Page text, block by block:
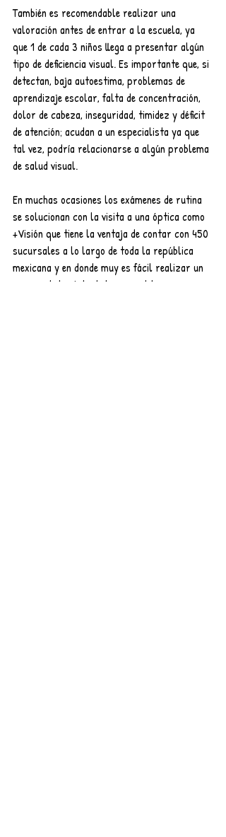
También es recomendable realizar una
valoración antes de entrar a la escuela, ya
que 1 de cada 3 niños llega a presentar algún
tipo de deficiencia visual. Es importante que, si
detectan, baja autoestima, problemas de
aprendizaje escolar, falta de concentración,
dolor de cabeza, inseguridad, timidez y déficit
de atención; acudan a un especialista ya que
tal vez, podría relacionarse a algún problema
de salud visual.
En muchas ocasiones los exámenes de rutina
se solucionan con la visita a una óptica como
+Visión que tiene la ventaja de contar con 450
sucursales a lo largo de toda la república
mexicana y en donde muy es fácil realizar un
examen de la vista de la mano del